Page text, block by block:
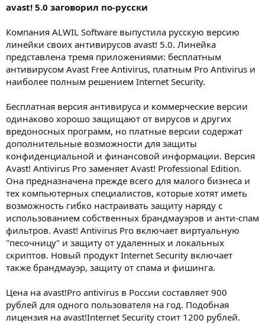
avast! 5.0 заговорил по-русски
Компания ALWIL Software выпустила русскую версию
линейки своих антивирусов avast! 5.0. Линейка
представлена тремя приложениями: бесплатным
антивирусом Avast Free Antivirus, платным Pro Antivirus и
наиболее полным решением Internet Security.
Бесплатная версия антивируса и коммерческие версии
одинаково хорошо защищают от вирусов и других
вредоносных программ, но платные версии содержат
дополнительные возможности для защиты
конфиденциальной и финансовой информации. Версия
Avast! Antivirus Pro заменяет Avast! Professional Edition.
Она предназначена прежде всего для малого бизнеса и
тех компьютерных специалистов, которые хотят иметь
возможность гибко настраивать защиту наряду с
использованием собственных брандмауэров и анти-спам
фильтров. Avast! Antivirus Pro включает виртуальную
"песочницу" и защиту от удаленных и локальных
скриптов. Новый продукт Internet Security включает
также брандмауэр, защиту от спама и фишинга.
Цена на avast!Pro antivirus в России составляет 900
рублей для одного пользователя на год. Подобная
лицензия на avast!Internet Security стоит 1200 рублей.